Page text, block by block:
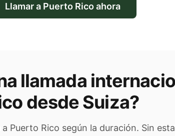
Llamar a Puerto Ricoahora
llamada
desde Suiza?
a Puerto Rico según la duración. Sin